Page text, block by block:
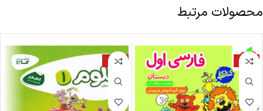
محصولات مرتبط
-20%
-27%